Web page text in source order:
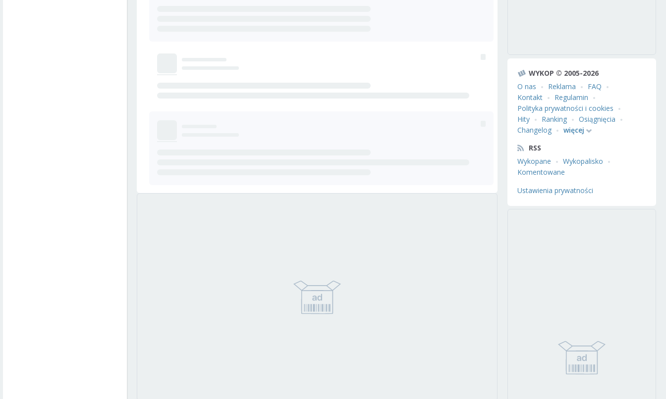
WYKOP © 2005-2026
O nas
Reklama
FAQ
Kontakt
Regulamin
Polityka prywatności i cookies
Hity
Ranking
Osiągnięcia
Changelog
więcej
RSS
Wykopane
Wykopalisko
Komentowane
Ustawienia prywatności